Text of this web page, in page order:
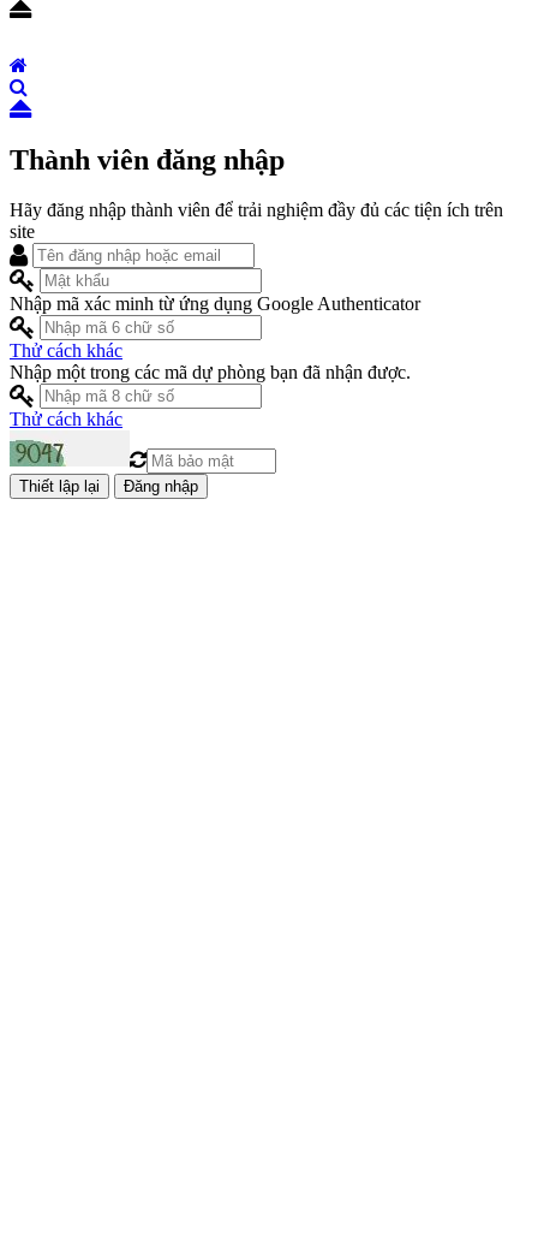
Thành viên đăng nhập
Hãy đăng nhập thành viên để trải nghiệm đầy đủ các tiện ích trên
site
Nhập mã xác minh từ ứng dụng Google Authenticator
Thử cách khác
Nhập một trong các mã dự phòng bạn đã nhận được.
Thử cách khác
Đăng nhập